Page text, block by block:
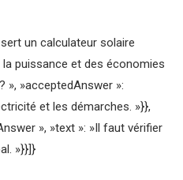
sert un calculateur solaire
la puissance et des économies
», »acceptedAnswer »:
et les démarches. »}},
», »text »: »Il faut vérifier
»}}]}